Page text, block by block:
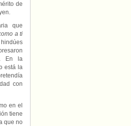
de
que
a ti
hindúes
En la
está la
con
en el
tiene
que no